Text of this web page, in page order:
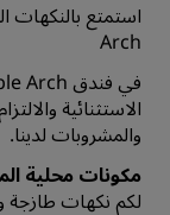
Arch
الاستثنائية
والمشروبات لدينا.
مكونات محلية
لكم نكهات طازجة